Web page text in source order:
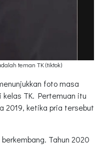
teman TK (tiktok)
foto masa
TK. Pertemuan itu
2019, ketika pria tersebut
Tahun 2020